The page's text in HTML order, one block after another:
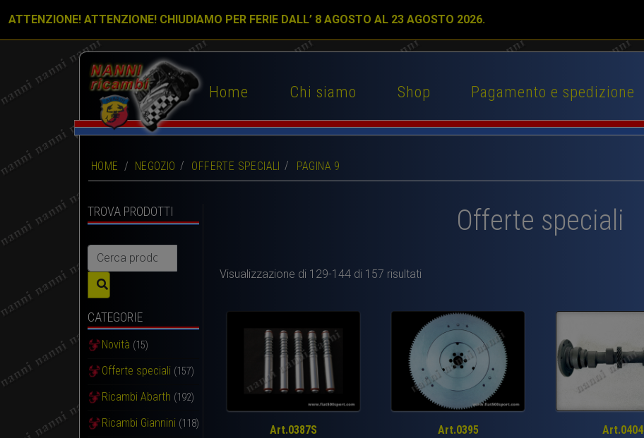
ATTENZIONE! ATTENZIONE! CHIUDIAMO PER FERIE DALL’ 8 AGOSTO AL 23 AGOSTO 2026.
Home Chi siamo Shop Pagamento e spedizione
HOME / NEGOZIO OFFERTE SPECIALI PAGINA 9
TROVA PRODOTTI
Cerca:
CATEGORIE
Novità (15)
Offerte speciali (157)
Ricambi Abarth (192)
Ricambi Giannini (118)
Offerte speciali
Visualizzazione di 129-144 di 157 risultati
Art.0387S
Art.0395
Art.0404